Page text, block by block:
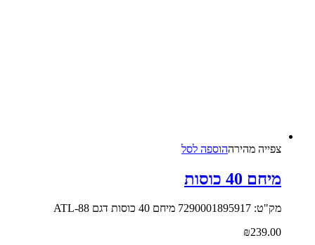
צפייה‬ ‫מהירה‬הוספה לסל
מיחם 40 כוסות
מק"ט: 7290001895917 מיחם 40 כוסות דגם ATL-88
₪239.00